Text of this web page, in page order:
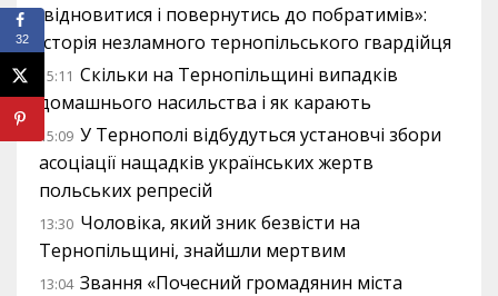
відновитися і повернутись до побратимів»:
історія незламного тернопільського гвардійця
15:11 Скільки на Тернопільщині випадків
домашнього насильства і як карають
15:09 У Тернополі відбудуться установчі збори
асоціації нащадків українських жертв
польських репресій
13:30 Чоловіка, який зник безвісти на
Тернопільщині, знайшли мертвим
13:04 Звання «Почесний громадянин міста
32